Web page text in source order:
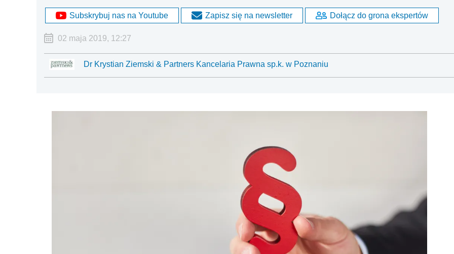
Subskrybuj nas na Youtube Zapisz się na newsletter Dołącz do grona ekspertów
02 maja 2019, 12:27
Dr Krystian Ziemski & Partners Kancelaria Prawna sp.k. w Poznaniu